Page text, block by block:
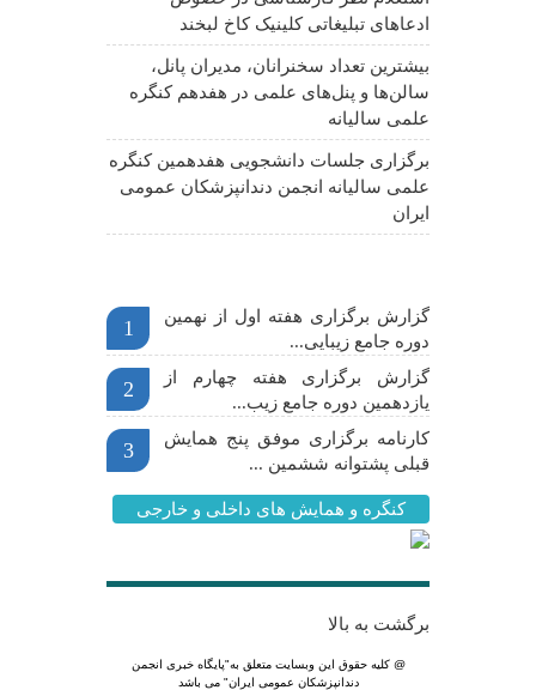
ادعاهای تبلیغاتی کلینیک کاخ لبخند
بیشترین تعداد سخنرانان، مدیران پانل،
سالن‌ها و پنل‌های علمی در هفدهم کنگره
علمی سالیانه
برگزاری جلسات دانشجویی هفدهمین کنگره
علمی سالیانه انجمن دندانپزشکان عمومی
ایران
1
گزارش برگزاری هفته اول از نهمین
دوره جامع زیبایی...
2
گزارش برگزاری هفته چهارم از
یازدهمین دوره جامع زیب...
3
کارنامه برگزاری موفق پنج همایش
قبلی پشتوانه ششمین ...
کنگره و همایش های داخلی و خارجی
برگشت به بالا
@ کلیه حقوق این وبسایت متعلق به"پایگاه خبری انجمن
دندانپزشکان عمومی ایران" می باشد